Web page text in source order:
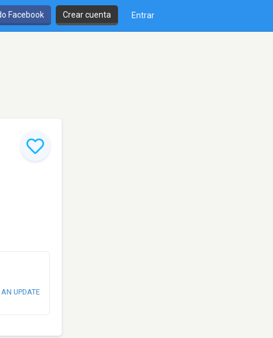
Facebook Crear cuenta Entrar
UPDATE